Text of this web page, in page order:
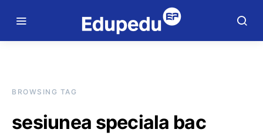
BROWSING TAG
sesiunea speciala bac